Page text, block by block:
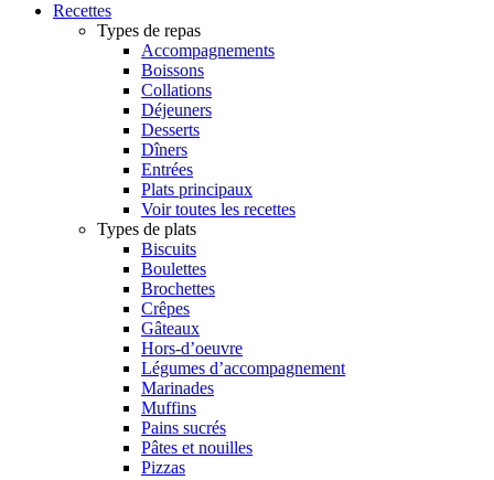
Recettes
Types de repas
Accompagnements
Boissons
Collations
Déjeuners
Desserts
Dîners
Entrées
Plats principaux
Voir toutes les recettes
Types de plats
Biscuits
Boulettes
Brochettes
Crêpes
Gâteaux
Hors-d’oeuvre
Légumes d’accompagnement
Marinades
Muffins
Pains sucrés
Pâtes et nouilles
Pizzas